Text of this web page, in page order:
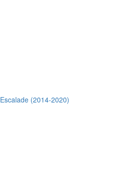
Escalade (2014-2020)